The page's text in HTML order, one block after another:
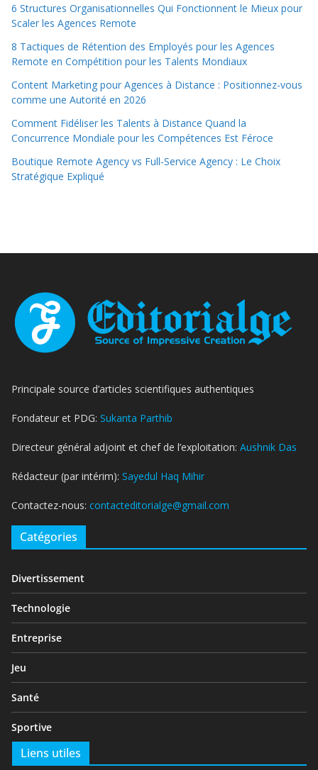
6 Structures Organisationnelles Qui Fonctionnent le Mieux pour
Scaler les Agences Remote
8 Tactiques de Rétention des Employés pour les Agences
Remote en Compétition pour les Talents Mondiaux
Content Marketing pour Agences à Distance : Positionnez-vous
comme une Autorité en 2026
Comment Fidéliser les Talents à Distance Quand la
Concurrence Mondiale pour les Compétences Est Féroce
Boutique Remote Agency vs Full-Service Agency : Le Choix
Stratégique Expliqué
Principale source d’articles scientifiques authentiques
Fondateur et PDG: Sukanta Parthib
Directeur général adjoint et chef de l’exploitation: Aushnik Das
Rédacteur (par intérim): Sayedul Haq Mihir
Contactez-nous: contacteditorialge@gmail.com
Catégories
Divertissement
Technologie
Entreprise
Jeu
Santé
Sportive
Liens utiles